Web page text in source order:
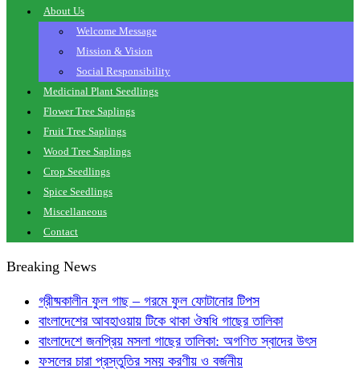
About Us
Welcome Message
Mission & Vision
Social Responsibility
Medicinal Plant Seedlings
Flower Tree Saplings
Fruit Tree Saplings
Wood Tree Saplings
Crop Seedlings
Spice Seedlings
Miscellaneous
Contact
Breaking News
গ্রীষ্মকালীন ফুল গাছ – গরমে ফুল ফোটানোর টিপস
বাংলাদেশের আবহাওয়ায় টিকে থাকা ঔষধি গাছের তালিকা
বাংলাদেশে জনপ্রিয় মসলা গাছের তালিকা: অগণিত স্বাদের উৎস
ফসলের চারা প্রস্তুতির সময় করণীয় ও বর্জনীয়